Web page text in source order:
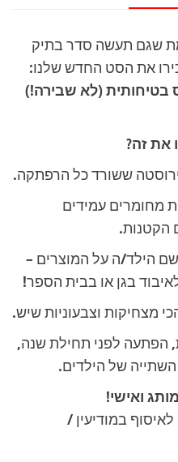
שגם תעשה סדר בתיק
את הסט החדש שלנו:
בטיחותית (לא שבירה!)
את זה?
ששורד כל הרפתקה.
מחומרים עמידים
הקטנות.
הילד/ה על המוצרים –
בגן או בבית הספר!
מצחיקות וצבעוניות שיש.
הפתעה לפני תחילת שנה,
של הילדים.
ואישי!
במודיעין /